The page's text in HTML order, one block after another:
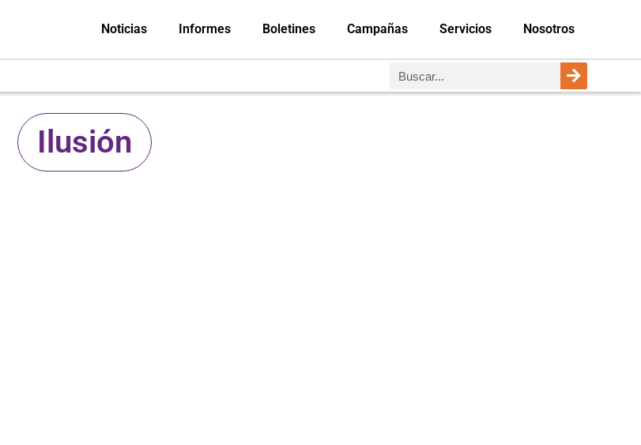
Noticias Informes Boletines Campañas Servicios Nosotros
Ilusión